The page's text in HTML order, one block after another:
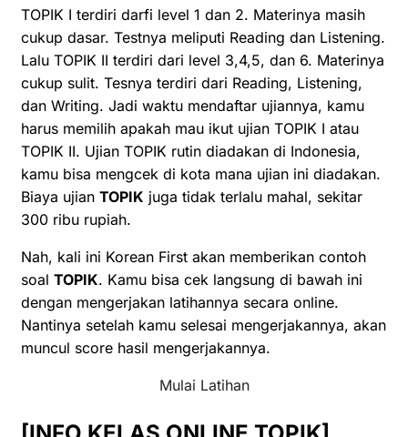
TOPIK I terdiri darfi level 1 dan 2. Materinya masih
cukup dasar. Testnya meliputi Reading dan Listening.
Lalu TOPIK II terdiri dari level 3,4,5, dan 6. Materinya
cukup sulit. Tesnya terdiri dari Reading, Listening,
dan Writing. Jadi waktu mendaftar ujiannya, kamu
harus memilih apakah mau ikut ujian TOPIK I atau
TOPIK II. Ujian TOPIK rutin diadakan di Indonesia,
kamu bisa mengcek di kota mana ujian ini diadakan.
Biaya ujian TOPIK juga tidak terlalu mahal, sekitar
300 ribu rupiah.
Nah, kali ini Korean First akan memberikan contoh
soal TOPIK. Kamu bisa cek langsung di bawah ini
dengan mengerjakan latihannya secara online.
Nantinya setelah kamu selesai mengerjakannya, akan
muncul score hasil mengerjakannya.
Mulai Latihan